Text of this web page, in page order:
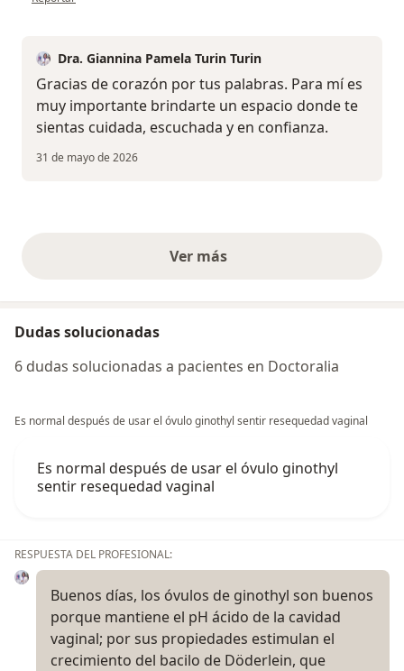
Dra. Giannina Pamela Turin Turin
Gracias de corazón por tus palabras. Para mí es
muy importante brindarte un espacio donde te
sientas cuidada, escuchada y en confianza.
31 de mayo de 2026
Ver másopiniones anteriores
Dudas solucionadas
6 dudas solucionadas a pacientes en Doctoralia
Es normal después de usar el óvulo ginothyl sentir resequedad vaginal
Es normal después de usar el óvulo ginothyl
sentir resequedad vaginal
RESPUESTA DEL PROFESIONAL:
Buenos días, los óvulos de ginothyl son buenos
porque mantiene el pH ácido de la cavidad
vaginal; por sus propiedades estimulan el
crecimiento del bacilo de Döderlein, que